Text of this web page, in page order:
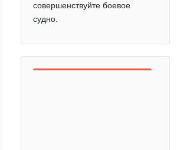
совершенствуйте боевое
судно.